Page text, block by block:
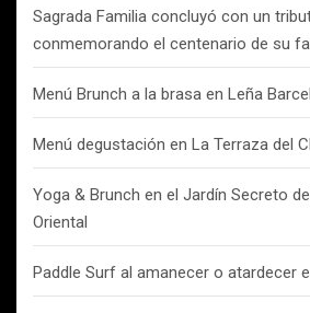
Sagrada Familia concluyó con un
conmemorando el centenario de su
Menú Brunch a la brasa en Leña
Menú degustación en La Terraza del
Yoga & Brunch en el Jardín Secreto
Oriental
Paddle Surf al amanecer o atardecer